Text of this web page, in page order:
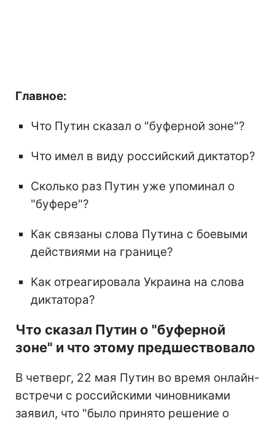
Главное:
Что Путин сказал о "буферной зоне"?
Что имел в виду российский диктатор?
Сколько раз Путин уже упоминал о
"буфере"?
Как связаны слова Путина с боевыми
действиями на границе?
Как отреагировала Украина на слова
диктатора?
Что сказал Путин о "буферной
зоне" и что этому предшествовало
В четверг, 22 мая Путин во время онлайн-
встречи с российскими чиновниками
заявил, что "было принято решение о